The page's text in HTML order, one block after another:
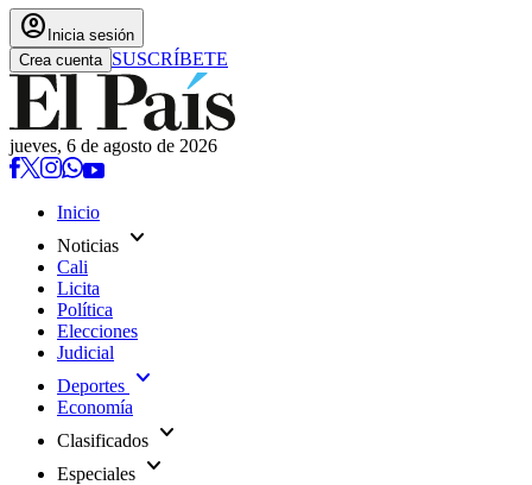
account_circle Inicia sesión
Crea cuenta SUSCRÍBETE
jueves, 6 de agosto de 2026
Inicio
Noticias expand_more
Cali
Licita
Política
Elecciones
Judicial
Deportes expand_more
Economía
Clasificados expand_more
Especiales expand_more